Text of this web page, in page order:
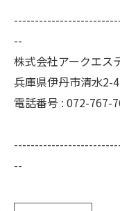
--
株式会社アークエス
兵庫県伊丹市清水2-
電話番号 : 072-767-
--